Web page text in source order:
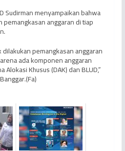
Sudirman menyampaikan bahwa
anggaran di tiap
dilakukan pemangkasan anggaran
ada komponen anggaran
Khusus (DAK) dan BLUD,”